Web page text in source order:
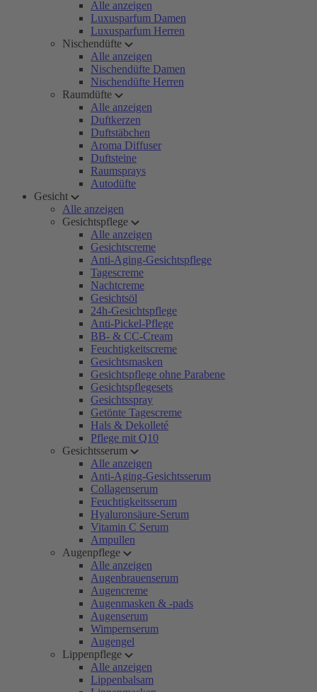
Alle anzeigen
Luxusparfum Damen
Luxusparfum Herren
Nischendüfte
Alle anzeigen
Nischendüfte Damen
Nischendüfte Herren
Raumdüfte
Alle anzeigen
Duftkerzen
Duftstäbchen
Aroma Diffuser
Duftsteine
Raumsprays
Autodüfte
Gesicht
Alle anzeigen
Gesichtspflege
Alle anzeigen
Gesichtscreme
Anti-Aging-Gesichtspflege
Tagescreme
Nachtcreme
Gesichtsöl
24h-Gesichtspflege
Anti-Pickel-Pflege
BB- & CC-Cream
Feuchtigkeitscreme
Gesichtsmasken
Gesichtspflege ohne Parabene
Gesichtspflegesets
Gesichtsspray
Getönte Tagescreme
Hals & Dekolleté
Pflege mit Q10
Gesichtsserum
Alle anzeigen
Anti-Aging-Gesichtsserum
Collagenserum
Feuchtigkeitsserum
Hyaluronsäure-Serum
Vitamin C Serum
Ampullen
Augenpflege
Alle anzeigen
Augenbrauenserum
Augencreme
Augenmasken & -pads
Augenserum
Wimpernserum
Augengel
Lippenpflege
Alle anzeigen
Lippenbalsam